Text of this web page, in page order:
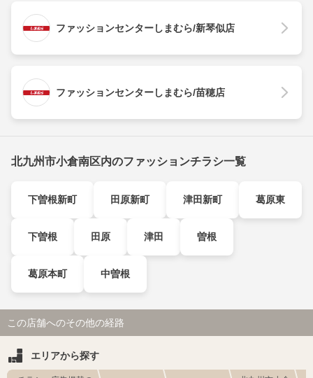
ファッションセンターしまむら/新琴似店
ファッションセンターしまむら/苗穂店
北九州市小倉南区内のファッションチラシ一覧
下曽根新町 田原新町 津田新町 葛原東
下曽根 田原 津田 曽根
葛原本町 中曽根
この店舗へのその他の経路
エリアから探す